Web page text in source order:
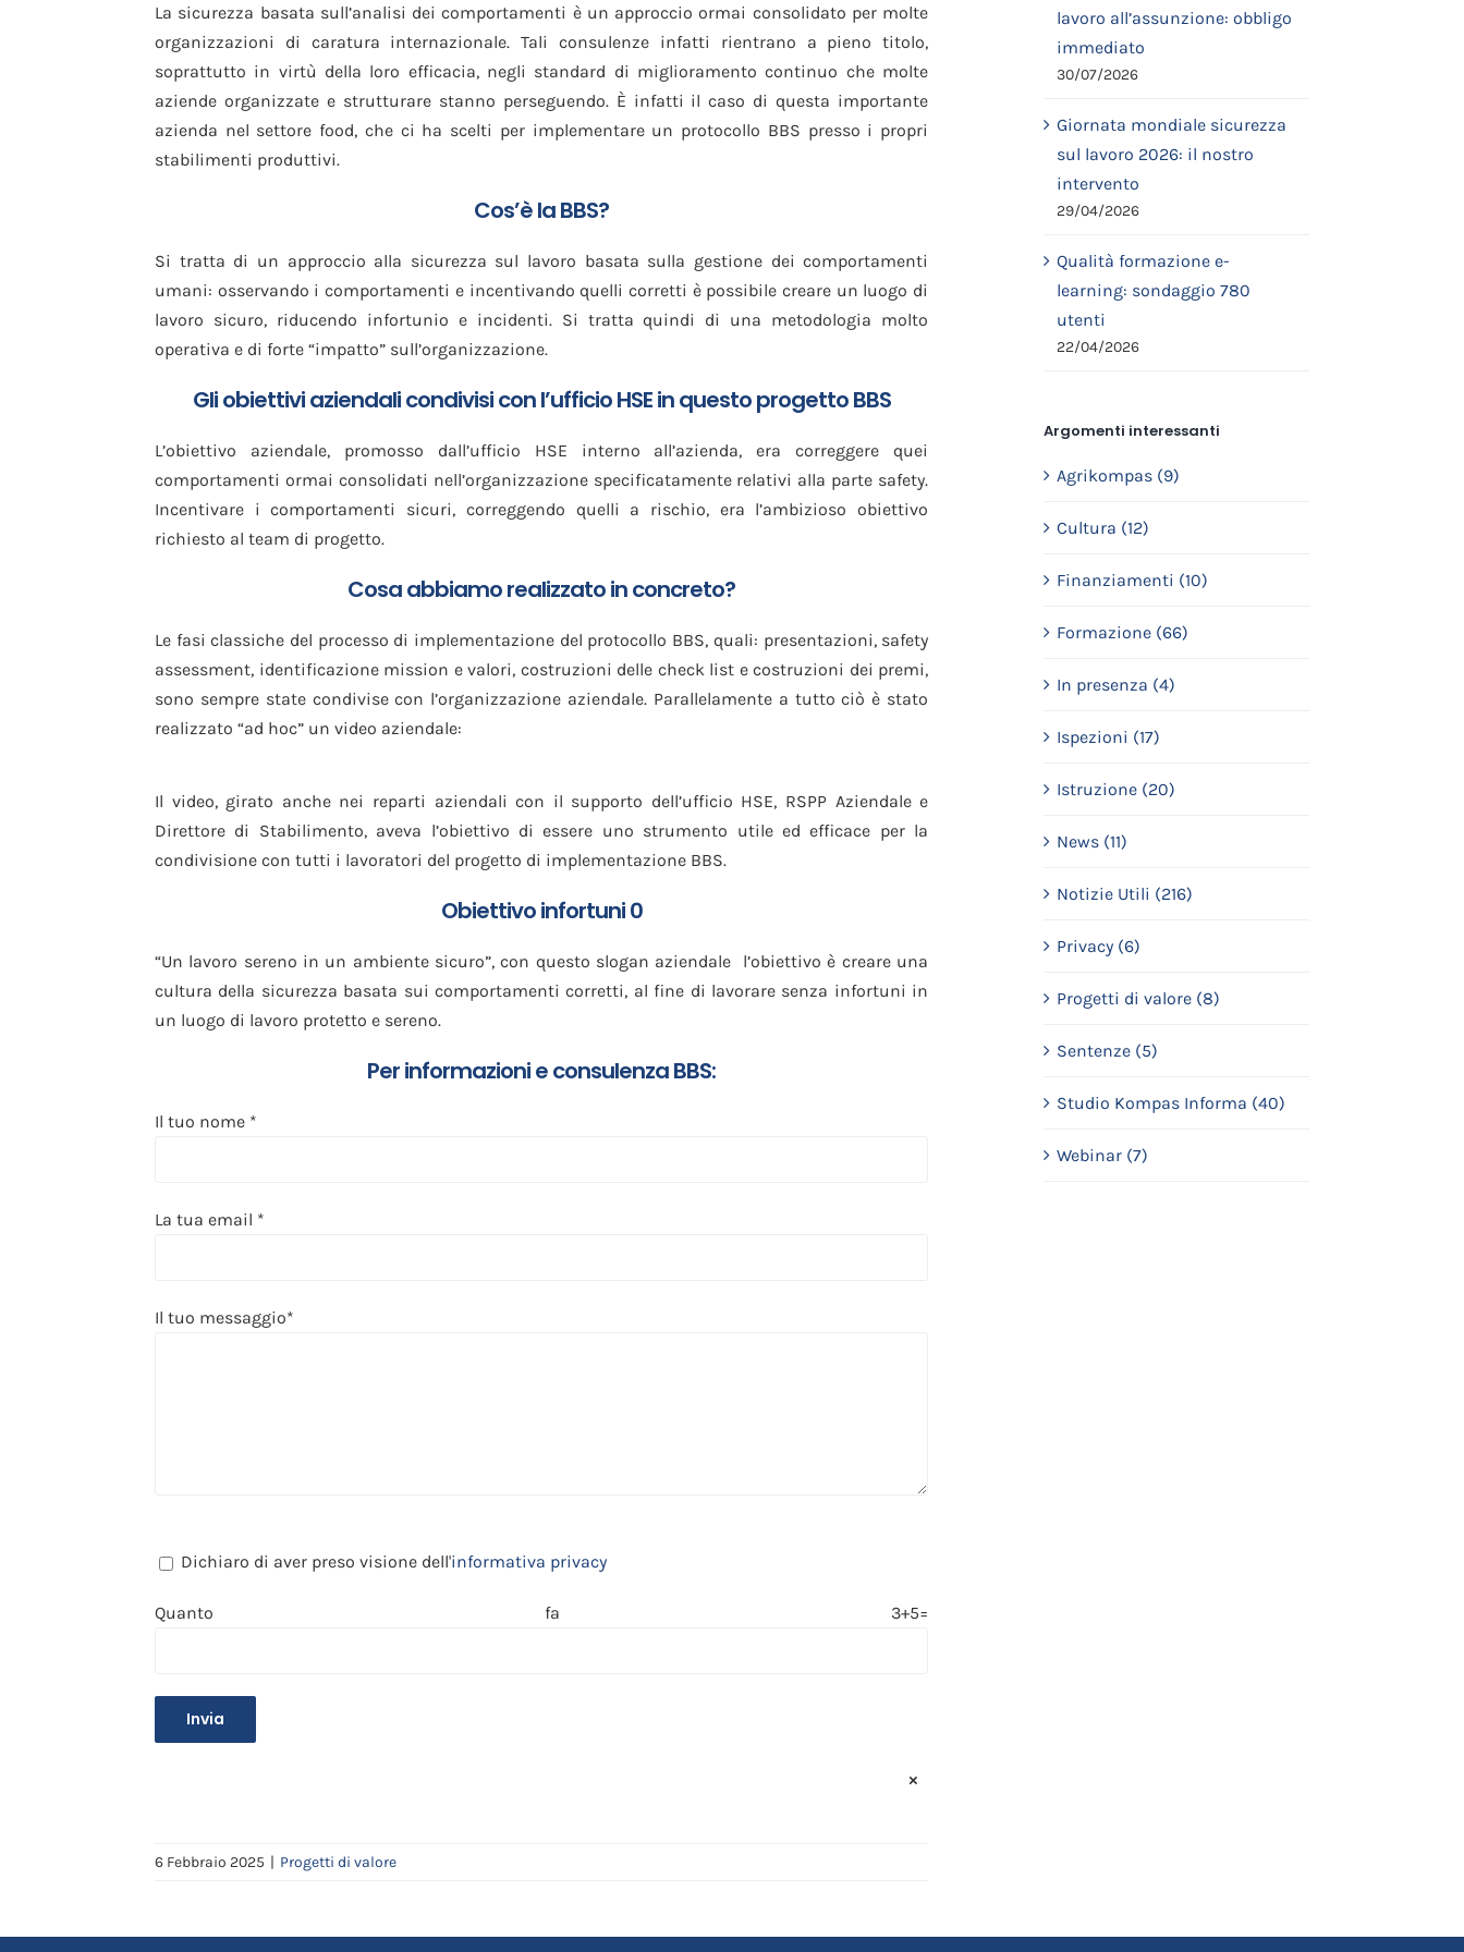
La sicurezza basata sull’analisi dei comportamenti è un approccio ormai consolidato per molte
organizzazioni di caratura internazionale. Tali consulenze infatti rientrano a pieno titolo,
soprattutto in virtù della loro efficacia, negli standard di miglioramento continuo che molte
aziende organizzate e strutturare stanno perseguendo. È infatti il caso di questa importante
azienda nel settore food, che ci ha scelti per implementare un protocollo BBS presso i propri
stabilimenti produttivi.
Cos’è la BBS?
Si tratta di un approccio alla sicurezza sul lavoro basata sulla gestione dei comportamenti
umani: osservando i comportamenti e incentivando quelli corretti è possibile creare un luogo di
lavoro sicuro, riducendo infortunio e incidenti. Si tratta quindi di una metodologia molto
operativa e di forte “impatto” sull’organizzazione.
Gli obiettivi aziendali condivisi con l’ufficio HSE in questo progetto BBS
L’obiettivo aziendale, promosso dall’ufficio HSE interno all’azienda, era correggere quei
comportamenti ormai consolidati nell’organizzazione specificatamente relativi alla parte safety.
Incentivare i comportamenti sicuri, correggendo quelli a rischio, era l’ambizioso obiettivo
richiesto al team di progetto.
Cosa abbiamo realizzato in concreto?
Le fasi classiche del processo di implementazione del protocollo BBS, quali: presentazioni, safety
assessment, identificazione mission e valori, costruzioni delle check list e costruzioni dei premi,
sono sempre state condivise con l’organizzazione aziendale. Parallelamente a tutto ciò è stato
realizzato “ad hoc” un video aziendale:
Il video, girato anche nei reparti aziendali con il supporto dell’ufficio HSE, RSPP Aziendale e
Direttore di Stabilimento, aveva l’obiettivo di essere uno strumento utile ed efficace per la
condivisione con tutti i lavoratori del progetto di implementazione BBS.
Obiettivo infortuni 0
“Un lavoro sereno in un ambiente sicuro”, con questo slogan aziendale l’obiettivo è creare una
cultura della sicurezza basata sui comportamenti corretti, al fine di lavorare senza infortuni in
un luogo di lavoro protetto e sereno.
Per informazioni e consulenza BBS:
Il tuo nome *
La tua email *
Il tuo messaggio*
Dichiaro di aver preso visione dell'informativa privacy
Quanto fa 3+5=
×
6 Febbraio 2025 | Progetti di valore
lavoro all’assunzione: obbligo
immediato
30/07/2026
Giornata mondiale sicurezza
sul lavoro 2026: il nostro
intervento
29/04/2026
Qualità formazione e-
learning: sondaggio 780
utenti
22/04/2026
Argomenti interessanti
Agrikompas (9)
Cultura (12)
Finanziamenti (10)
Formazione (66)
In presenza (4)
Ispezioni (17)
Istruzione (20)
News (11)
Notizie Utili (216)
Privacy (6)
Progetti di valore (8)
Sentenze (5)
Studio Kompas Informa (40)
Webinar (7)